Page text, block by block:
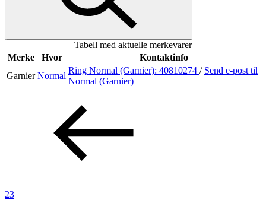
Søk
Åpningstider
Praktisk informasjon
Tabell med aktuelle merkevarer
Merke
Hvor
Kontaktinfo
Garnier Normal
Ring Normal (Garnier): 40810274 / Send e-post til
Normal (Garnier)
23